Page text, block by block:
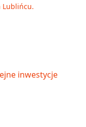
Lublińcu.